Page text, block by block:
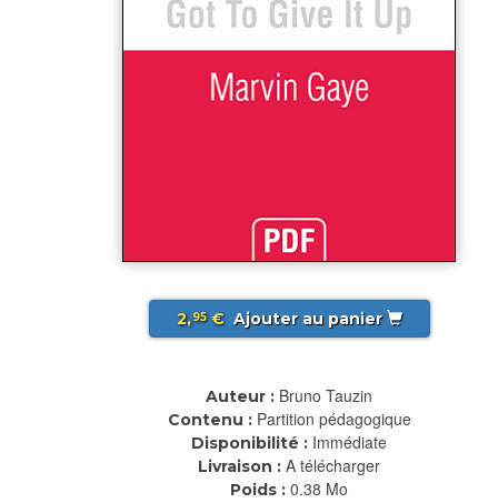
2,95€ Ajouter au panier
Auteur : Bruno Tauzin
Contenu : Partition pédagogique
Disponibilité : Immédiate
Livraison : A télécharger
Poids : 0.38 Mo